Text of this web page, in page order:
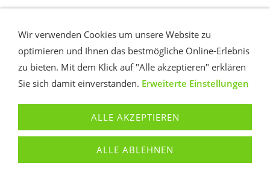
KONTAKT AGB DATENSCHUTZ
COOKIES
© Weitendorf Software GmbH
Wir verwenden Cookies um unsere Website zu
optimieren und Ihnen das bestmögliche Online-Erlebnis
zu bieten. Mit dem Klick auf "Alle akzeptieren" erklären
Sie sich damit einverstanden. Erweiterte Einstellungen
ALLE AKZEPTIEREN
ALLE ABLEHNEN